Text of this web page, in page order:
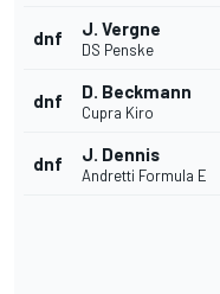
dnf J. Vergne
DS Penske
dnf D. Beckmann
Cupra Kiro
dnf J. Dennis
Andretti Formula E